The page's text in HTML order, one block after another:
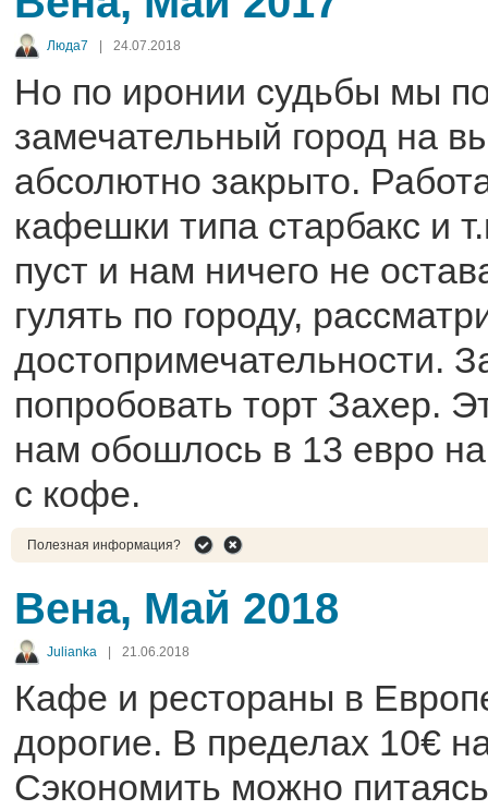
Люда7 24.07.2018
Но по иронии судьбы мы
замечательный город на
абсолютно закрыто.
кафешки типа старбакс и
пуст и нам ничего не
гулять по городу,
достопримечательности.
попробовать торт Захер.
нам обошлось в 13 евро
с кофе.
Полезная информация?
Вена, Май 2018
Julianka 21.06.2018
Кафе и рестораны в
дорогие. В пределах 10€
Сэкономить можно